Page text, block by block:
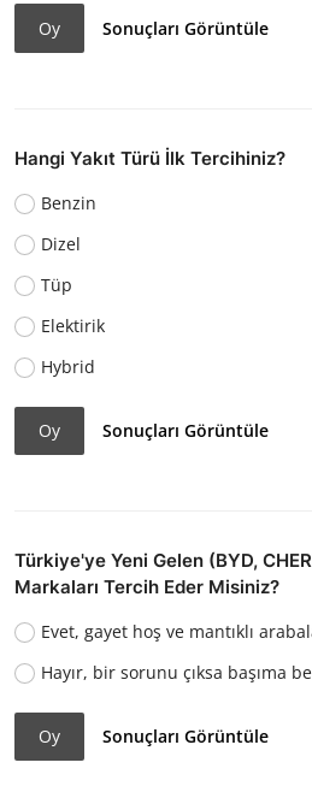
Oy Sonuçları Görüntüle
Hangi Yakıt Türü İlk Tercihiniz?
Benzin
Dizel
Tüp
Elektirik
Hybrid
Oy Sonuçları Görüntüle
Türkiye'ye Yeni Gelen (BYD,
Markaları Tercih Eder Misiniz?
Evet, gayet hoş ve mantıklı
Hayır, bir sorunu çıksa başıma
Oy Sonuçları Görüntüle